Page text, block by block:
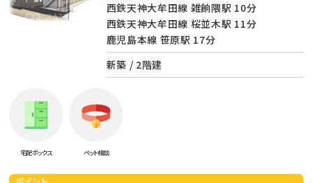
西鉄天神大牟田線 雑餉隈駅 10分
西鉄天神大牟田線 桜並木駅 11分
鹿児島本線 笹原駅 17分
新築 / 2階建
宅配ボックス ペット相談